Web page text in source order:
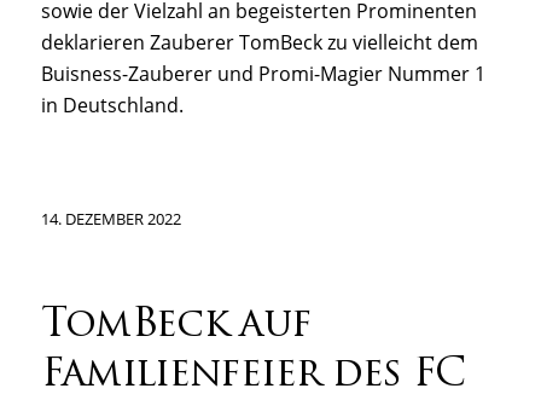
sowie der Vielzahl an begeisterten Prominenten
deklarieren Zauberer TomBeck zu vielleicht dem
Buisness-Zauberer und Promi-Magier Nummer 1
in Deutschland.
14. DEZEMBER 2022
TomBeck auf
Familienfeier des FC